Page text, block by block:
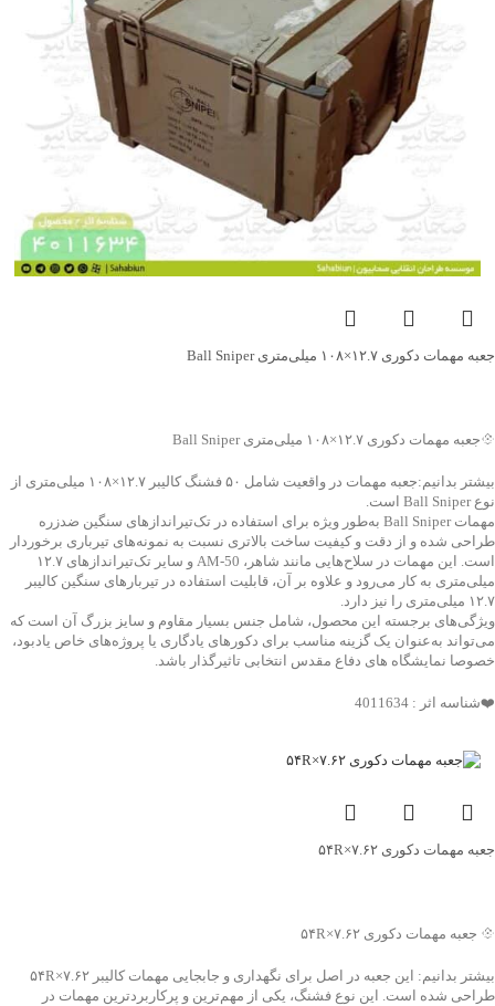
جعبه مهمات دکوری ۱۲.۷×۱۰۸ میلی‌متری Ball Sniper
💠جعبه مهمات دکوری ۱۲.۷×۱۰۸ میلی‌متری Ball Sniper
بیشتر بدانیم:جعبه مهمات در واقعیت شامل ۵۰ فشنگ کالیبر ۱۲.۷×۱۰۸ میلی‌متری از
نوع Ball Sniper است.
مهمات Ball Sniper به‌طور ویژه برای استفاده در تک‌تیراندازهای سنگین ضدزره
طراحی شده و از دقت و کیفیت ساخت بالاتری نسبت به نمونه‌های تیرباری برخوردار
است. این مهمات در سلاح‌هایی مانند شاهر، AM-50 و سایر تک‌تیراندازهای ۱۲.۷
میلی‌متری به کار می‌رود و علاوه بر آن، قابلیت استفاده در تیربارهای سنگین کالیبر
۱۲.۷ میلی‌متری را نیز دارد.
ویژگی‌های برجسته این محصول، شامل جنس بسیار مقاوم و سایز بزرگ آن است که
می‌تواند به‌عنوان یک گزینه مناسب برای دکورهای یادگاری یا پروژه‌های خاص یادبود،
خصوصا نمایشگاه های دفاع مقدس انتخابی تاثیرگذار باشد.
❤️شناسه اثر : 4011634
جعبه مهمات دکوری ۷.۶۲×۵۴R
💠 جعبه مهمات دکوری ۷.۶۲×۵۴R
بیشتر بدانیم: این جعبه در اصل برای نگهداری و جابجایی مهمات کالیبر ۷.۶۲×۵۴R
طراحی شده است. این نوع فشنگ، یکی از مهم‌ترین و پرکاربردترین مهمات در